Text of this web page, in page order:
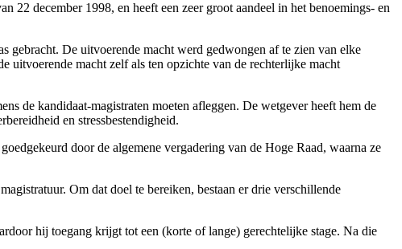
december 1998, en heeft een zeer groot aandeel in het benoemings- en
gebracht. De uitvoerende macht werd gedwongen af te zien van elke
uitvoerende macht zelf als ten opzichte van de rechterlijke macht
de kandidaat-magistraten moeten afleggen. De wetgever heeft hem de
en stressbestendigheid.
door de algemene vergadering van de Hoge Raad, waarna ze
Om dat doel te bereiken, bestaan er drie verschillende
hij toegang krijgt tot een (korte of lange) gerechtelijke stage. Na die